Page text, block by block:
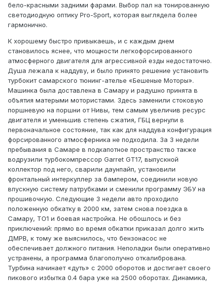
бело-красными задними фарами. Выбор пал на тонированную
светодиодную оптику Pro-Sport, которая выглядела более
гармонично.
К хорошему быстро привыкаешь, и с каждым днем
становилось яснее, что мощности легкофорсированного
атмосферного двигателя для агрессивной езды недостаточно.
Душа лежала к наддуву, и было принято решение установить
турбокит самарского тюнинг-ателье «Бешеные Моторы».
Машинка была доставлена в Самару и радушно принята в
объятия матерыми мотористами. Здесь заменили стоковую
поршневую на поршни от Нивы, тем самым увеличив ресурс
двигателя и уменьшив степень сжатия, ГБЦ вернули в
первоначальное состояние, так как для наддува конфигурация
форсированного атмосферника не подходила. За 3 недели
пребывания в Самаре в подкапотное пространство также
водрузили турбокомпрессор Garret GT17, выпускной
коллектор под него, сварили даунпайп, установили
фронтальный интеркуллер за бампером, соединили новую
впускную систему патрубками и сменили программу ЭБУ на
прошивочную. Следующие 3 недели авто проходило
положенную обкатку в 2000 км, затем снова поездка в
Самару, ТО1 и боевая настройка. Не обошлось и без
приключений: прямо во время обкатки приказал долго жить
ДМРВ, к тому же выяснилось, что бензонасос не
обеспечивает должного питания. Неполадки были оперативно
устранены, а программа благополучно откалибрована.
Турбина начинает «дуть» с 2000 оборотов и достигает своего
пикового избытка 0.4 бара уже на 2500 оборотах. Динамика,